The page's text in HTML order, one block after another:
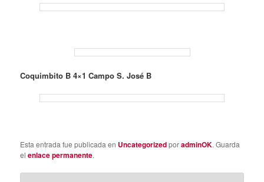
Coquimbito B 4×1 Campo S. José B
Esta entrada fue publicada en UncategorizedporadminOK. Guarda
elenlace permanente.